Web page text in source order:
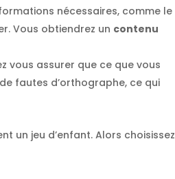
nécessaires, comme le
Vous obtiendrez un contenu
vous assurer que ce que vous
fautes d’orthographe, ce qui
un jeu d’enfant. Alors choisissez